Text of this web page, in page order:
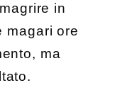
in
magari ore
ma